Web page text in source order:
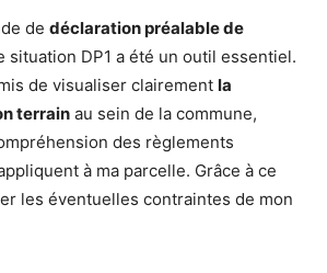
de déclaration préalable de
situation DP1 a été un outil essentiel.
de visualiser clairement la
terrain au sein de la commune,
des règlements
à ma parcelle. Grâce à ce
les éventuelles contraintes de mon